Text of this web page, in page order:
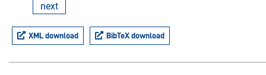
next
XML download BibTeX download